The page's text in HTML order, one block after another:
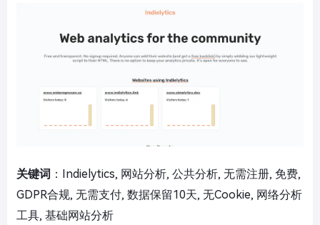
关键词 ：Indielytics, 网站分析, 公共分析, 无需注册, 免费,
GDPR合规, 无需支付, 数据保留10天, 无Cookie, 网络分析
工具, 基础网站分析